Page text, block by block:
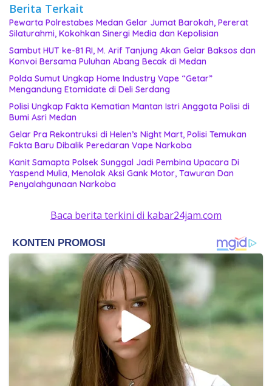
Berita Terkait
Pewarta Polrestabes Medan Gelar Jumat Barokah, Pererat
Silaturahmi, Kokohkan Sinergi Media dan Kepolisian
‎Sambut HUT ke-81 RI, M. Arif Tanjung Akan Gelar Baksos dan
Konvoi Bersama Puluhan Abang Becak di Medan
‎Polda Sumut Ungkap Home Industry Vape “Getar”
Mengandung Etomidate di Deli Serdang ‎
Polisi Ungkap Fakta Kematian Mantan Istri Anggota Polisi di
Bumi Asri Medan
Gelar Pra Rekontruksi di Helen’s Night Mart, Polisi Temukan
Fakta Baru Dibalik Peredaran Vape Narkoba
Kanit Samapta Polsek Sunggal Jadi Pembina Upacara Di
Yaspend Mulia, Menolak Aksi Gank Motor, Tawuran Dan
Penyalahgunaan Narkoba
Baca berita terkini di kabar24jam.com